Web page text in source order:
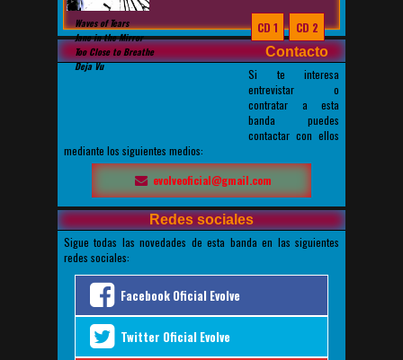
Waves of Tears
Jane in the Mirror
Too Close to Breathe
Deja Vu
CD 1
CD 2
Contacto
Si te interesa
entrevistar o
contratar a esta
banda puedes
contactar con ellos
mediante los siguientes medios:
evolveoficial@gmail.com
Redes sociales
Sigue todas las novedades de esta banda en las siguientes
redes sociales:
Facebook Oficial Evolve
Twitter Oficial Evolve